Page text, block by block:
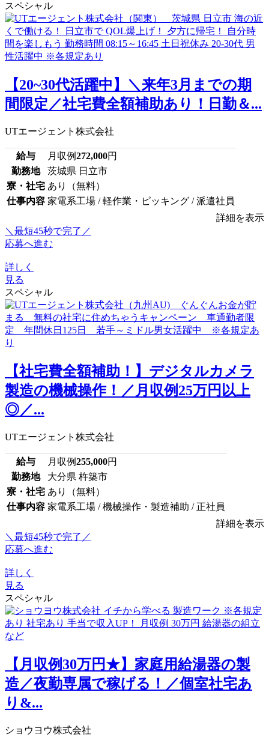
スペシャル
【20~30代活躍中】＼来年3月までの期
間限定／社宅費全額補助あり！日勤＆...
UTエージェント株式会社
給与 月収例272,000円
勤務地
茨城県 日立市
寮・社宅 あり（無料）
仕事内容 家電系工場 / 軽作業・ピッキング / 派遣社員
詳細を表示
＼最短45秒で完了／
応募へ進む
詳しく
見る
スペシャル
【社宅費全額補助！】デジタルカメラ
製造の機械操作！／月収例25万円以上
◎／...
UTエージェント株式会社
給与 月収例255,000円
勤務地
大分県 杵築市
寮・社宅 あり（無料）
仕事内容 家電系工場 / 機械操作・製造補助 / 正社員
詳細を表示
＼最短45秒で完了／
応募へ進む
詳しく
見る
スペシャル
【月収例30万円★】家庭用給湯器の製
造／夜勤専属で稼げる！／個室社宅あ
り&...
ショウヨウ株式会社